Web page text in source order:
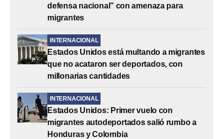
defensa nacional” con amenaza para
migrantes
INTERNACIONAL
Estados Unidos está multando a migrantes
que no acataron ser deportados, con
millonarias cantidades
INTERNACIONAL
Estados Unidos: Primer vuelo con
migrantes autodeportados salió rumbo a
Honduras y Colombia